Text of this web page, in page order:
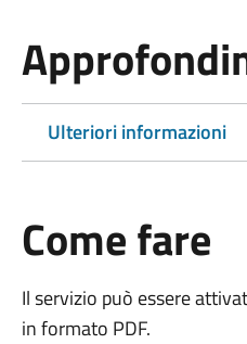
Ulteriori informazioni
Come fare
Il servizio può essere
in formato PDF.